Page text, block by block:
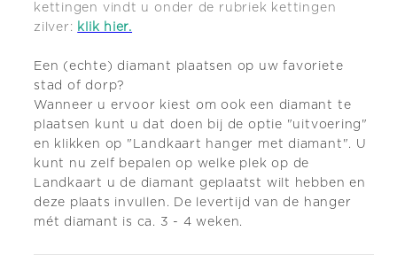
kettingen vindt u onder de rubriek kettingen
zilver: klik hier.
Een (echte) diamant plaatsen op uw favoriete
stad of dorp?
Wanneer u ervoor kiest om ook een diamant te
plaatsen kunt u dat doen bij de optie "uitvoering"
en klikken op "Landkaart hanger met diamant". U
kunt nu zelf bepalen op welke plek op de
Landkaart u de diamant geplaatst wilt hebben en
deze plaats invullen. De levertijd van de hanger
mét diamant is ca. 3 - 4 weken.